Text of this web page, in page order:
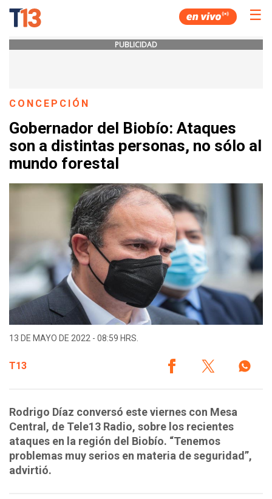
☰
PUBLICIDAD
CONCEPCIÓN
Gobernador del Biobío: Ataques
son a distintas personas, no sólo al
mundo forestal
13 DE MAYO DE 2022 - 08:59 HRS.
T13
Rodrigo Díaz conversó este viernes con Mesa
Central, de Tele13 Radio, sobre los recientes
ataques en la región del Biobío. “Tenemos
problemas muy serios en materia de seguridad”,
advirtió.